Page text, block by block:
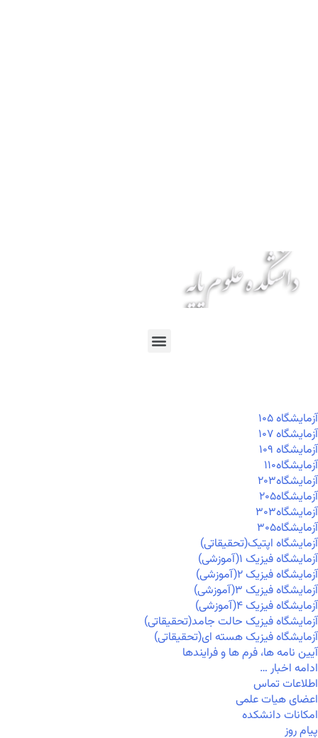
آزمايشگاه ۱۰۵
آزمايشگاه ۱۰۷
آزمايشگاه ۱۰۹
آزمايشگاه۱۱۰
آزمايشگاه۲۰۳
آزمايشگاه۲۰۵
آزمايشگاه۳۰۳
آزمايشگاه۳۰۵
آزمایشگاه اپتیک(تحقیقاتی)
آزمایشگاه فیزیک ۱(آموزشی)
آزمایشگاه فیزیک ۲(آموزشی)
آزمایشگاه فیزیک ۳(آموزشی)
آزمایشگاه فیزیک ۴(آموزشی)
آزمایشگاه فیزیک حالت جامد(تحقیقاتی)
آزمایشگاه فیزیک هسته ای(تحقیقاتی)
آیین نامه ها، فرم ها و فرایندها
ادامه اخبار …
اطلاعات تماس
اعضای هیات علمی
امکانات دانشکده
پیام روز